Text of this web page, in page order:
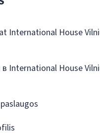
International House
в International House